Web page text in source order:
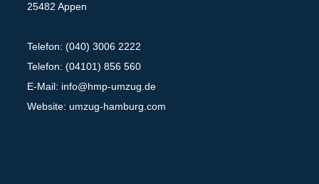
25482 Appen
Telefon: (040) 3006 2222
Telefon: (04101) 856 560
E-Mail: info@hmp-umzug.de
Website: umzug-hamburg.com